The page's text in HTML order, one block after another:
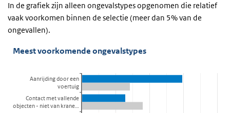
In de grafiek zijn alleen ongevalstypes opgenomen die relatief
vaak voorkomen binnen de selectie (meer dan 5% van de
ongevallen).